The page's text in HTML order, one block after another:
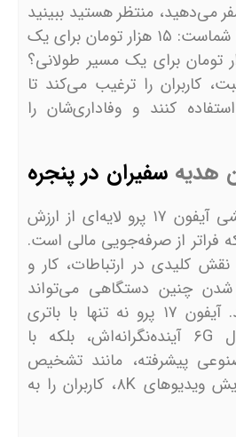
می‌دهید، منتظر هستید ببینید
این بار چقدر شانس با شماست: ۱۵ هزار تومان برای یک
یا ۱۰۰ هزار تومان برای یک مسیر طولانی؟
کاربران را ترغیب می‌کند تا
کنند و وفاداری‌شان را
سفیران در پنجره
از سوی دیگر، قرعه‌کشی آیفون ۱۷ پرو لایه‌ای از ارزش
فراتر از صرفه‌جویی مالی است.
نقش کلیدی در ارتباطات، کار و
شدن چنین دستگاهی می‌تواند
زندگی را دگرگون کند. آیفون ۱۷ پرو نه تنها با باتری
طولانی‌مدت و اتصال ۶G آینده‌نگرانه‌اش، بلکه با
پیشرفته، مانند تشخیص
چهره سه‌بعدی و ویرایش ویدیوهای ۸K، کاربران را به